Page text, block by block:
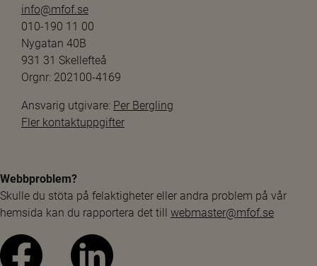
info@mfof.se
010-190 11 00
Nygatan 40B
931 31 Skellefteå
Orgnr: 202100-4169
Ansvarig utgivare: Per Bergling
Fler kontaktuppgifter
Webbproblem?
Skulle du stöta på felaktigheter eller andra problem på vår
hemsida kan du rapportera det till webmaster@mfof.se